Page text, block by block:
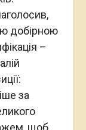
добірною
–
за
щоб